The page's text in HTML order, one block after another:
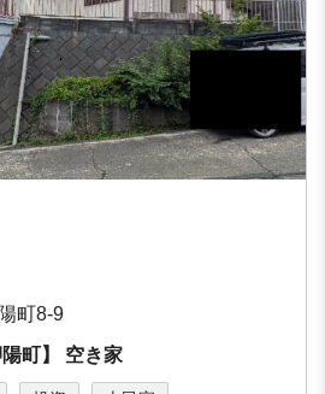
町8-9
陽町】 空き家